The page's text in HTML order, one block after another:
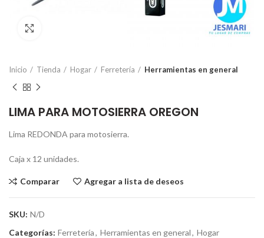
Inicio Tienda Hogar Ferretería Herramientas en general
LIMA PARA MOTOSIERRA OREGON
Lima REDONDA para motosierra.
Caja x 12 unidades.
Comparar Agregar a lista de deseos
SKU: N/D
Categorías: Ferretería, Herramientas en general, Hogar